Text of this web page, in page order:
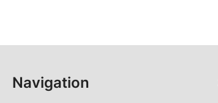
Navigation